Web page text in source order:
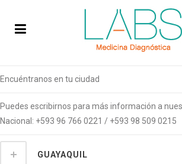
Encuéntranos en tu ciudad
Puedes escribirnos para más información a
Nacional: +593 96 766 0221 / +593 98 509 0215
GUAYAQUIL